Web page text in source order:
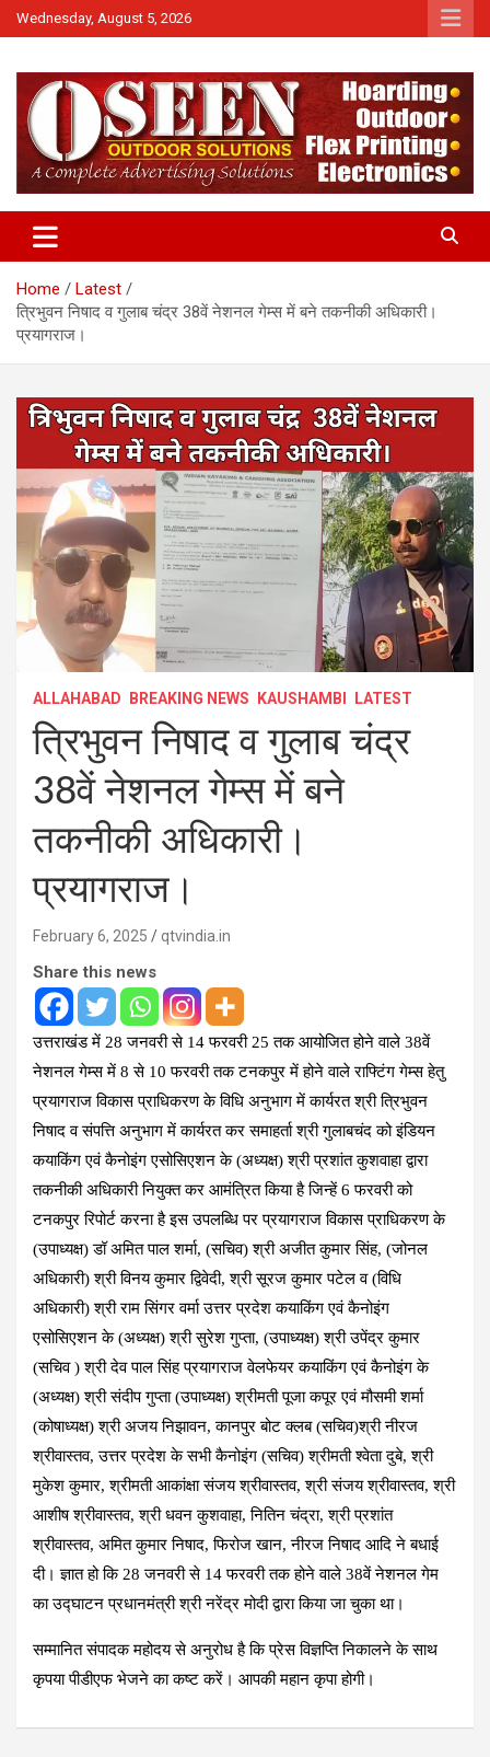
Skip
to
Wednesday, August 5, 2026
QTv India
Home
Latest
त्रिभुवन निषाद व गुलाब चंद्र 38वें नेशनल गेम्स में बने तकनीकी अधिकारी।
प्रयागराज।
ALLAHABAD BREAKING NEWS KAUSHAMBI LATEST
त्रिभुवन निषाद व गुलाब चंद्र
38वें नेशनल गेम्स में बने
तकनीकी अधिकारी।
प्रयागराज।
February 6, 2025 qtvindia.in
Share this news
उत्तराखंड में 28 जनवरी से 14 फरवरी 25 तक आयोजित होने वाले 38वें
नेशनल गेम्स में 8 से 10 फरवरी तक टनकपुर में होने वाले राफ्टिंग गेम्स हेतु
प्रयागराज विकास प्राधिकरण के विधि अनुभाग में कार्यरत श्री त्रिभुवन
निषाद व संपत्ति अनुभाग में कार्यरत कर समाहर्ता श्री गुलाबचंद को इंडियन
कयाकिंग एवं कैनोइंग एसोसिएशन के (अध्यक्ष) श्री प्रशांत कुशवाहा द्वारा
तकनीकी अधिकारी नियुक्त कर आमंत्रित किया है जिन्हें 6 फरवरी को
टनकपुर रिपोर्ट करना है इस उपलब्धि पर प्रयागराज विकास प्राधिकरण के
(उपाध्यक्ष) डॉ अमित पाल शर्मा, (सचिव) श्री अजीत कुमार सिंह, (जोनल
अधिकारी) श्री विनय कुमार द्विवेदी, श्री सूरज कुमार पटेल व (विधि
अधिकारी) श्री राम सिंगर वर्मा उत्तर प्रदेश कयाकिंग एवं कैनोइंग
एसोसिएशन के (अध्यक्ष) श्री सुरेश गुप्ता, (उपाध्यक्ष) श्री उपेंद्र कुमार
(सचिव ) श्री देव पाल सिंह प्रयागराज वेलफेयर कयाकिंग एवं कैनोइंग के
(अध्यक्ष) श्री संदीप गुप्ता (उपाध्यक्ष) श्रीमती पूजा कपूर एवं मौसमी शर्मा
(कोषाध्यक्ष) श्री अजय निझावन, कानपुर बोट क्लब (सचिव)श्री नीरज
श्रीवास्तव, उत्तर प्रदेश के सभी कैनोइंग (सचिव) श्रीमती श्वेता दुबे, श्री
मुकेश कुमार, श्रीमती आकांक्षा संजय श्रीवास्तव, श्री संजय श्रीवास्तव, श्री
आशीष श्रीवास्तव, श्री धवन कुशवाहा, नितिन चंद्रा, श्री प्रशांत
श्रीवास्तव, अमित कुमार निषाद, फिरोज खान, नीरज निषाद आदि ने बधाई
दी। ज्ञात हो कि 28 जनवरी से 14 फरवरी तक होने वाले 38वें नेशनल गेम
का उद्घाटन प्रधानमंत्री श्री नरेंद्र मोदी द्वारा किया जा चुका था।
सम्मानित संपादक महोदय से अनुरोध है कि प्रेस विज्ञप्ति निकालने के साथ
कृपया पीडीएफ भेजने का कष्ट करें। आपकी महान कृपा होगी।